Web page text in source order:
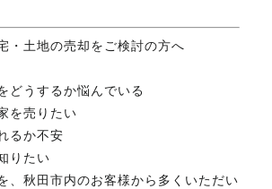
018-853-5780
FAX. 018-853-5781
催日：平日9:30－17:30／
・土地の売却をご検討の方へ
どうするか悩んでいる
を売りたい
るか不安
りたい
、秋田市内のお客様から多くいただい